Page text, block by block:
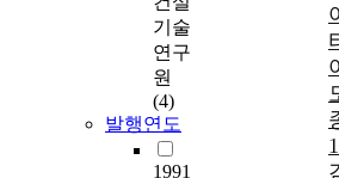
기술
연구
원
(4)
발행연도
1991